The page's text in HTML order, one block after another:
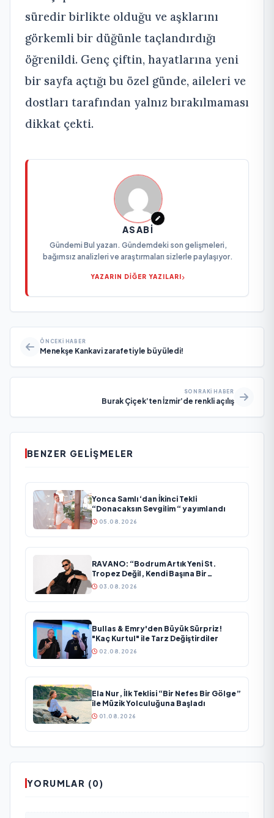
süredir birlikte olduğu ve aşklarını
görkemli bir düğünle taçlandırdığı
öğrenildi. Genç çiftin, hayatlarına yeni
bir sayfa açtığı bu özel günde, aileleri ve
dostları tarafından yalnız bırakılmaması
dikkat çekti.
ASABI
Gündemi Bul yazarı. Gündemdeki son gelişmeleri,
bağımsız analizleri ve araştırmaları sizlerle paylaşıyor.
YAZARIN DİĞER YAZILARI
ÖNCEKI HABER
Menekşe Kankavi zarafetiyle büyüledi!
SONRAKI HABER
Burak Çiçek’ten İzmir’de renkli açılış
BENZER GELIŞMELER
Yonca Samlı ‘dan İkinci Tekli
“Donacaksın Sevgilim “ yayımlandı
05.08.2026
RAVANO: “Bodrum Artık Yeni St.
Tropez Değil, Kendi Başına Bir
Referans”
03.08.2026
Bullas & Emry'den Büyük Sürpriz!
"Kaç Kurtul" ile Tarz Değiştirdiler
02.08.2026
Ela Nur, İlk Teklisi “Bir Nefes Bir Gölge”
ile Müzik Yolculuğuna Başladı
01.08.2026
YORUMLAR (0)